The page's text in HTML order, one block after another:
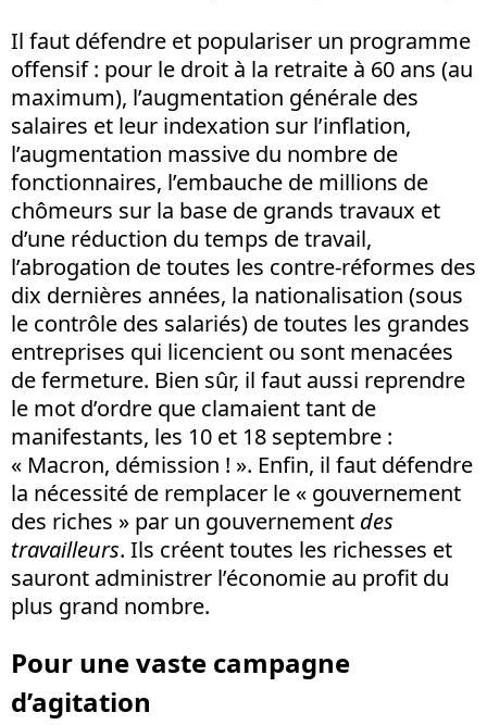
Il faut défendre et populariser un programme
offensif : pour le droit à la retraite à 60 ans (au
maximum), l’augmentation générale des
salaires et leur indexation sur l’inflation,
l’augmentation massive du nombre de
fonctionnaires, l’embauche de millions de
chômeurs sur la base de grands travaux et
d’une réduction du temps de travail,
l’abrogation de toutes les contre-réformes des
dix dernières années, la nationalisation (sous
le contrôle des salariés) de toutes les grandes
entreprises qui licencient ou sont menacées
de fermeture. Bien sûr, il faut aussi reprendre
le mot d’ordre que clamaient tant de
manifestants, les 10 et 18 septembre :
« Macron, démission ! ». Enfin, il faut défendre
la nécessité de remplacer le « gouvernement
des riches » par un gouvernement des
travailleurs. Ils créent toutes les richesses et
sauront administrer l’économie au profit du
plus grand nombre.
Pour une vaste campagne
d’agitation